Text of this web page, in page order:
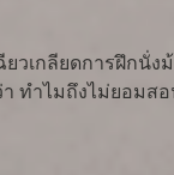
วเกลียดการฝึกนั่
ทำไมถึงไม่ยอมส